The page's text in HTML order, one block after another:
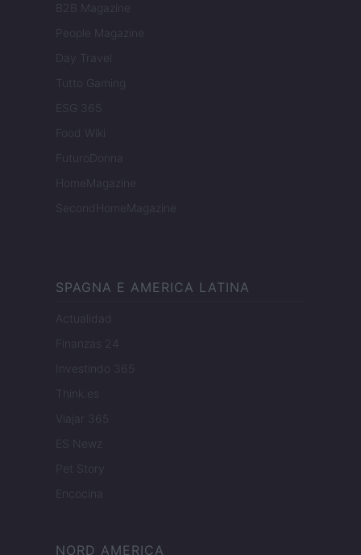
B2B Magazine
People Magazine
Day Travel
Tutto Gaming
ESG 365
Food Wiki
FuturoDonna
HomeMagazine
SecondHomeMagazine
SPAGNA E AMERICA LATINA
Actualidad
Finanzas 24
Investindo 365
Think.es
Viajar 365
ES Newz
Pet Story
Encocina
NORD AMERICA